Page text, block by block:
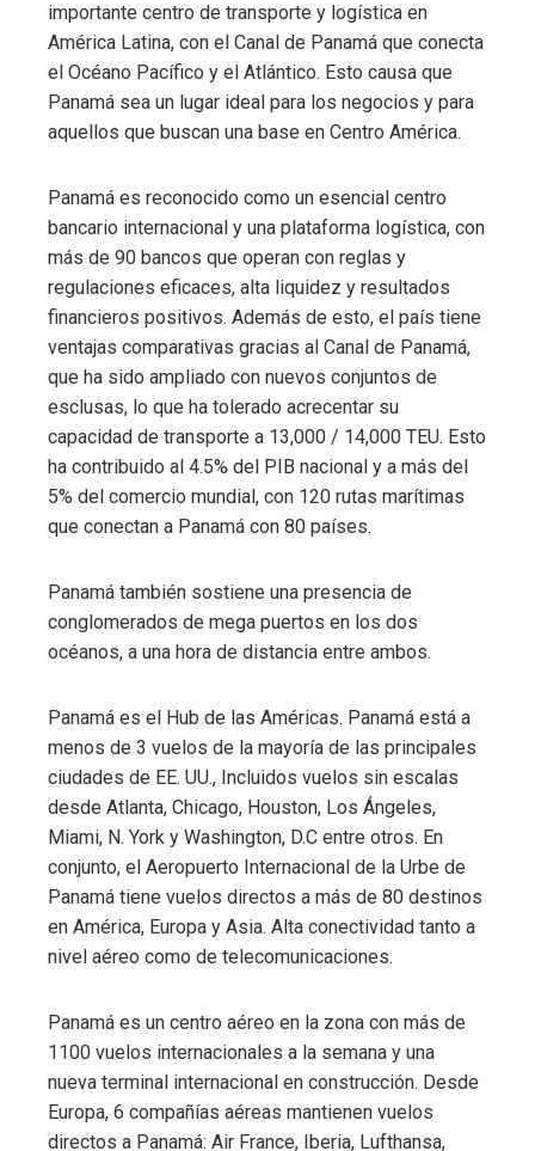
importante centro de transporte y logística en
América Latina, con el Canal de Panamá que conecta
el Océano Pacífico y el Atlántico. Esto causa que
Panamá sea un lugar ideal para los negocios y para
aquellos que buscan una base en Centro América.
Panamá es reconocido como un esencial centro
bancario internacional y una plataforma logística, con
más de 90 bancos que operan con reglas y
regulaciones eficaces, alta liquidez y resultados
financieros positivos. Además de esto, el país tiene
ventajas comparativas gracias al Canal de Panamá,
que ha sido ampliado con nuevos conjuntos de
esclusas, lo que ha tolerado acrecentar su
capacidad de transporte a 13,000 / 14,000 TEU. Esto
ha contribuido al 4.5% del PIB nacional y a más del
5% del comercio mundial, con 120 rutas marítimas
que conectan a Panamá con 80 países.
Panamá también sostiene una presencia de
conglomerados de mega puertos en los dos
océanos, a una hora de distancia entre ambos.
Panamá es el Hub de las Américas. Panamá está a
menos de 3 vuelos de la mayoría de las principales
ciudades de EE. UU., Incluidos vuelos sin escalas
desde Atlanta, Chicago, Houston, Los Ángeles,
Miami, N. York y Washington, D.C entre otros. En
conjunto, el Aeropuerto Internacional de la Urbe de
Panamá tiene vuelos directos a más de 80 destinos
en América, Europa y Asia. Alta conectividad tanto a
nivel aéreo como de telecomunicaciones.
Panamá es un centro aéreo en la zona con más de
1100 vuelos internacionales a la semana y una
nueva terminal internacional en construcción. Desde
Europa, 6 compañías aéreas mantienen vuelos
directos a Panamá: Air France, Iberia, Lufthansa,